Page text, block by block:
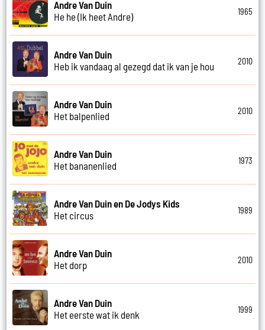
Andre Van Duin
He he (Ik heet Andre)
1965
Andre Van Duin
Heb ik vandaag al gezegd dat ik van je hou
2010
Andre Van Duin
Het balpenlied
2010
Andre Van Duin
Het bananenlied
1973
Andre Van Duin en De Jodys Kids
Het circus
1989
Andre Van Duin
Het dorp
2010
Andre Van Duin
Het eerste wat ik denk
1999